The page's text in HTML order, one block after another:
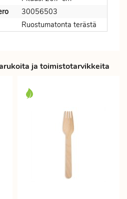
30056503
Ruostumatonta terästä
ja toimistotarvikkeita